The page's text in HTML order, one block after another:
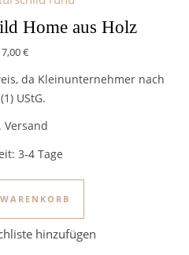
Home aus Holz
€
da Kleinunternehmer nach
UStG.
Versand
3-4 Tage